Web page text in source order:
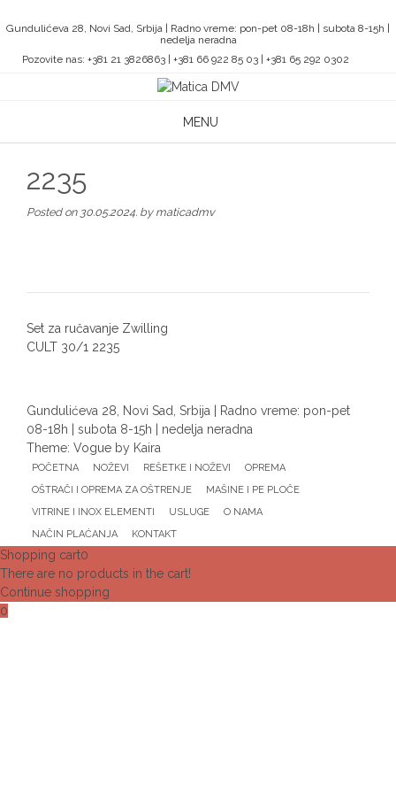
toGundulićeva 28, Novi Sad, Srbija | Radno vreme: pon-pet 08-18h | subota 8-15h |
nedelja neradna
Pozovite nas: +381 21 3826863 | +381 66 922 85 03 | +381 65 292 0302
MENU
2235
Posted on 30.05.2024. by maticadmv
Post
navigation
Set za ručavanje Zwilling
CULT 30/1 2235
Gundulićeva 28, Novi Sad, Srbija | Radno vreme: pon-pet
08-18h | subota 8-15h | nedelja neradna
Theme: Vogue by Kaira
POČETNA NOŽEVI REŠETKE I NOŽEVI
OPREMA
OŠTRAČI I OPREMA ZA OŠTRENJE
MAŠINE I PE PLOČE
VITRINE I INOX ELEMENTI
USLUGE
O NAMA
NAČIN PLAĆANJA
KONTAKT
Shopping cart0
There are no products in the cart!
Continue shopping
0